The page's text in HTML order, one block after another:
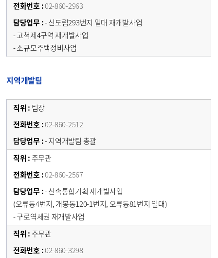
02-860-2963
- 신도림293번지 일대 재개발사업
- 고척제4구역 재개발사업
- 소규모주택정비사업
지역개발팀
팀장
02-860-2512
- 지역개발팀 총괄
주무관
02-860-2567
- 신속통합기획 재개발사업
(오류동4번지, 개봉동120-1번지, 오류동81번지 일대)
- 구로역세권 재개발사업
주무관
02-860-3298